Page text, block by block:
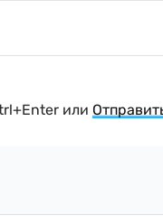
или